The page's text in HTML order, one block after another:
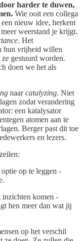
harder te duwen,
Wie ooit een collega
nieuw idee, herkent
weerstand je krijgt.
. Het
hun vrijheid willen
gestuurd worden.
doen we het als
naarcatalyzing. Niet
zodat verandering
een katalysator
atomen aan te
Berger past dit toe
en lezers.
op te leggen -
inzichten komen -
hen meer dan wat jij
op het verschil